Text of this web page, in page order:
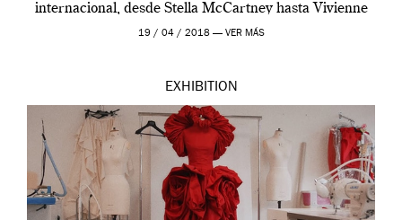
internacional, desde Stella McCartney hasta Vivienne
Westwood pasando […]
19 / 04 / 2018 — VER MÁS
EXHIBITION